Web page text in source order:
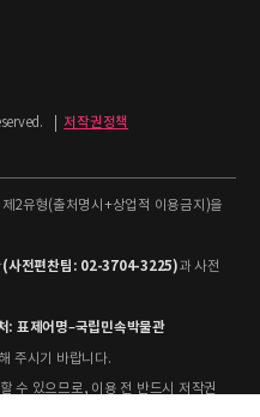
저작권정책
2유형(출처명시+상업적 이용금지)을
(사전편찬팀: 02-3704-3225)과 사전
: 표제어명–국립민속박물관
주시기 바랍니다.
수 있으므로, 이용 전 반드시 저작권